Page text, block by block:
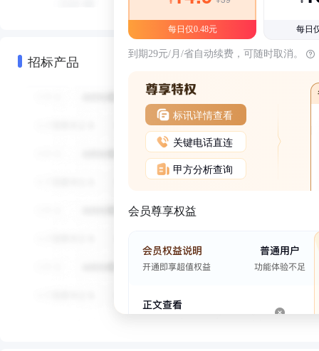
招标产品
每日仅0.48元 每日
到期29元/月/省自动续费，可随时取消。
标讯详情查看
关键电话直连
甲方分析查询
会员尊享权益